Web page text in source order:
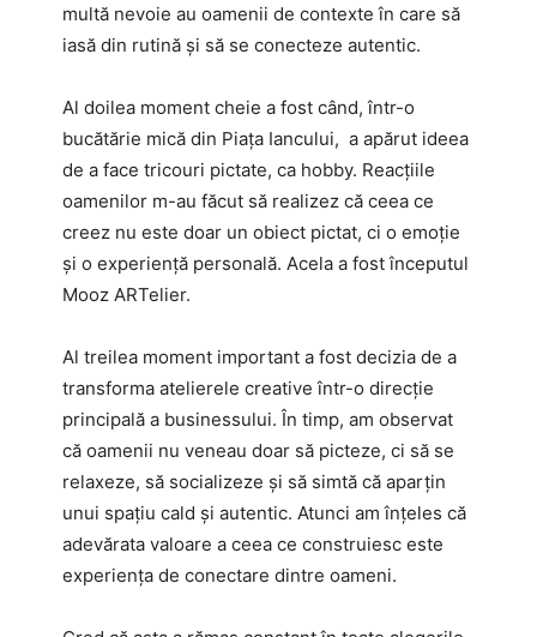
multă nevoie au oamenii de contexte în care să
iasă din rutină și să se conecteze autentic.
Al doilea moment cheie a fost când, într-o
bucătărie mică din Piața Iancului, a apărut ideea
de a face tricouri pictate, ca hobby. Reacțiile
oamenilor m-au făcut să realizez că ceea ce
creez nu este doar un obiect pictat, ci o emoție
și o experiență personală. Acela a fost începutul
Mooz ARTelier.
Al treilea moment important a fost decizia de a
transforma atelierele creative într-o direcție
principală a businessului. În timp, am observat
că oamenii nu veneau doar să picteze, ci să se
relaxeze, să socializeze și să simtă că aparțin
unui spațiu cald și autentic. Atunci am înțeles că
adevărata valoare a ceea ce construiesc este
experiența de conectare dintre oameni.